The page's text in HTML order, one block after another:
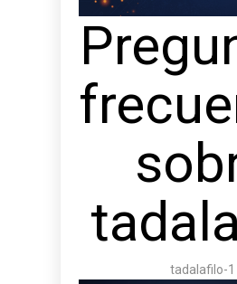
tadalafilo-1